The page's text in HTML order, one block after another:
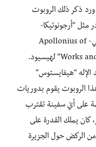
ورد ذكر ذلك الروبوت
مثل “أرجونوتيكا-
Argonautica” لـ “أبولونيوس الرودسي- Apollonius of
الإله “هيفايستوس”
الروبوت يقوم بدوريات
على أيّ سفينة تقترب
كان يملك القدرة على
الركض حول الجزيرة